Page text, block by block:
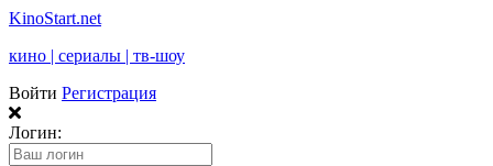
KinoStart.net
кино | сериалы | тв-шоу
Войти Регистрация
Логин: